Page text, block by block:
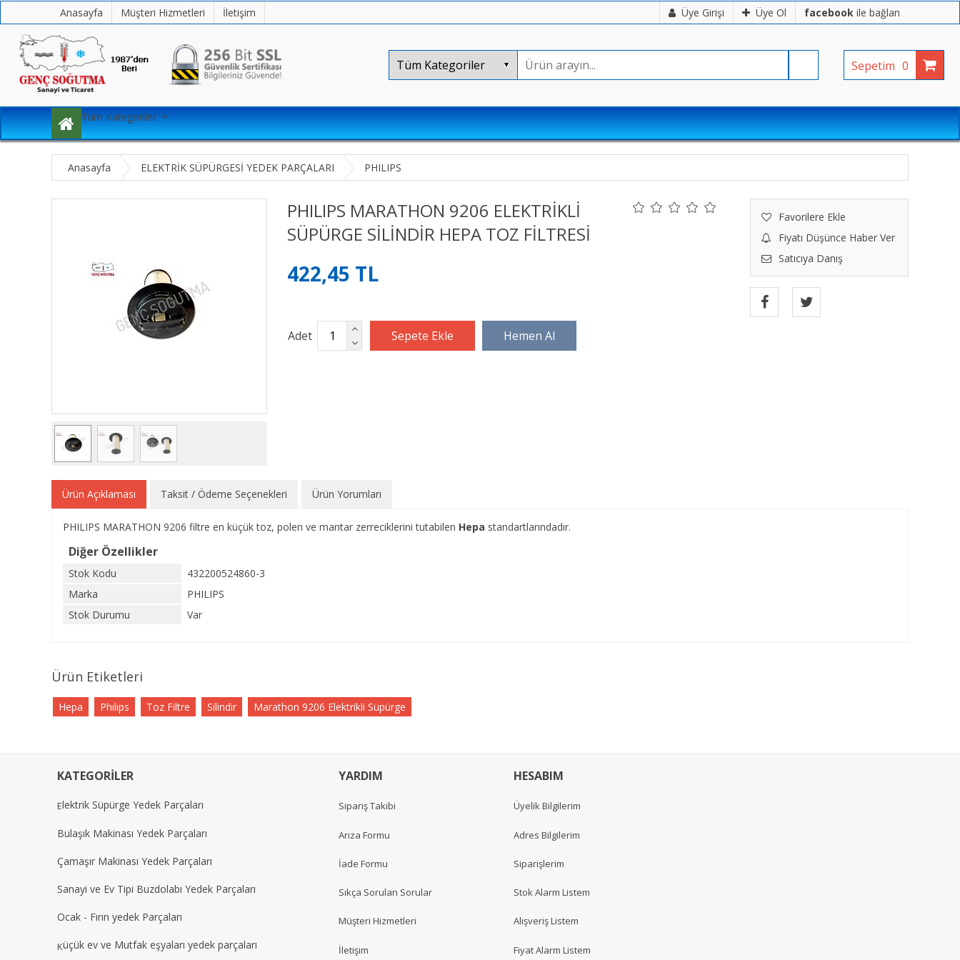
Anasayfa Müşteri Hizmetleri İletişim Üye Girişi Üye Ol facebook ile bağlan
Sepetim 0
Tüm Kategoriler
Anasayfa ELEKTRİK SÜPÜRGESİ YEDEK PARÇALARI PHILIPS
PHILIPS MARATHON 9206 ELEKTRİKLİ
SÜPÜRGE SİLİNDİR HEPA TOZ FİLTRESİ
Favorilere Ekle
Fiyatı Düşünce Haber Ver
Satıcıya Danış
422,45 TL
Adet
Ürün Açıklaması Taksit / Ödeme Seçenekleri Ürün Yorumları
PHILIPS MARATHON 9206 filtre en küçük toz, polen ve mantar zerreciklerini tutabilen Hepa standartlarındadır.
Diğer Özellikler
Stok Kodu
432200524860-3
Marka
PHILIPS
Stok Durumu
Var
Ürün Etiketleri
Hepa Phılıps Toz Filtre Silindir Marathon 9206 Elektrikli Süpürge
KATEGORİLER
Elektrik Süpürge Yedek Parçaları
Bulaşık Makinası Yedek Parçaları
Çamaşır Makinası Yedek Parçaları
Sanayi ve Ev Tipi Buzdolabı Yedek Parçaları
Ocak - Fırın yedek Parçaları
Küçük ev ve Mutfak eşyaları yedek parçaları
YARDIM
Sipariş Takibi
Arıza Formu
İade Formu
Sıkça Sorulan Sorular
Müşteri Hizmetleri
İletişim
HESABIM
Üyelik Bilgilerim
Adres Bilgilerim
Siparişlerim
Stok Alarm Listem
Alışveriş Listem
Fiyat Alarm Listem